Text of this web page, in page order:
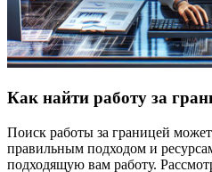
Как найти работу за
Поиск работы за границей
правильным подходом и
подходящую вам работу.